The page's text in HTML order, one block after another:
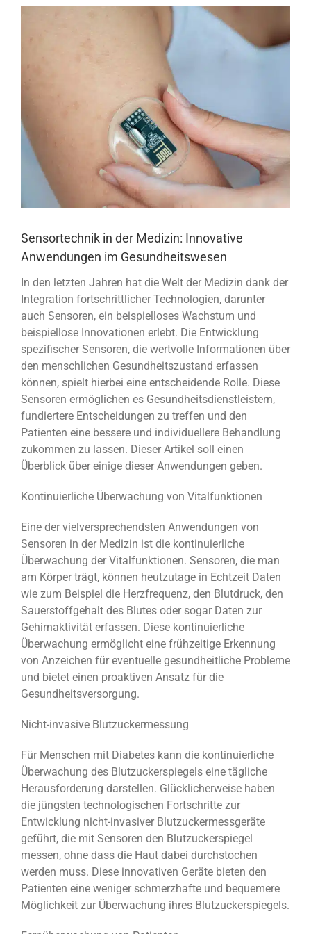
Sensortechnik in der Medizin: Innovative
Anwendungen im Gesundheitswesen
In den letzten Jahren hat die Welt der Medizin dank der
Integration fortschrittlicher Technologien, darunter
auch Sensoren, ein beispielloses Wachstum und
beispiellose Innovationen erlebt. Die Entwicklung
spezifischer Sensoren, die wertvolle Informationen über
den menschlichen Gesundheitszustand erfassen
können, spielt hierbei eine entscheidende Rolle. Diese
Sensoren ermöglichen es Gesundheitsdienstleistern,
fundiertere Entscheidungen zu treffen und den
Patienten eine bessere und individuellere Behandlung
zukommen zu lassen. Dieser Artikel soll einen
Überblick über einige dieser Anwendungen geben.
Kontinuierliche Überwachung von Vitalfunktionen
Eine der vielversprechendsten Anwendungen von
Sensoren in der Medizin ist die kontinuierliche
Überwachung der Vitalfunktionen. Sensoren, die man
am Körper trägt, können heutzutage in Echtzeit Daten
wie zum Beispiel die Herzfrequenz, den Blutdruck, den
Sauerstoffgehalt des Blutes oder sogar Daten zur
Gehirnaktivität erfassen. Diese kontinuierliche
Überwachung ermöglicht eine frühzeitige Erkennung
von Anzeichen für eventuelle gesundheitliche Probleme
und bietet einen proaktiven Ansatz für die
Gesundheitsversorgung.
Nicht-invasive Blutzuckermessung
Für Menschen mit Diabetes kann die kontinuierliche
Überwachung des Blutzuckerspiegels eine tägliche
Herausforderung darstellen. Glücklicherweise haben
die jüngsten technologischen Fortschritte zur
Entwicklung nicht-invasiver Blutzuckermessgeräte
geführt, die mit Sensoren den Blutzuckerspiegel
messen, ohne dass die Haut dabei durchstochen
werden muss. Diese innovativen Geräte bieten den
Patienten eine weniger schmerzhafte und bequemere
Möglichkeit zur Überwachung ihres Blutzuckerspiegels.